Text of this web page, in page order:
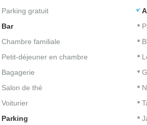
Parking gratuit
Bar
Chambre familiale
Petit-déjeuner en chambre
Bagagerie
Salon de thé
Voiturier
Parking